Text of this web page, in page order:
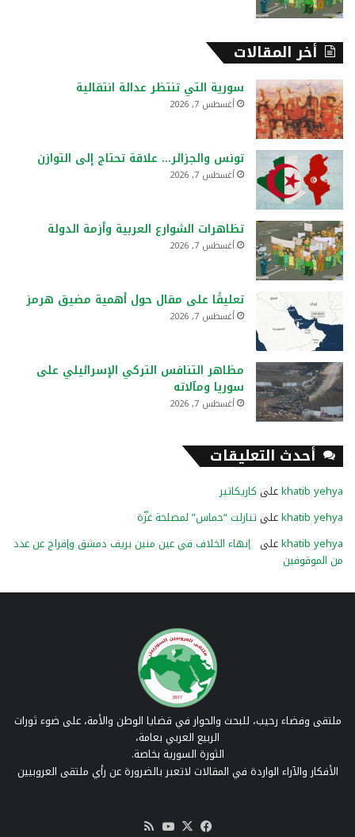
أخر المقالات
سورية التي تنتظر عدالة انتقالية
أغسطس 7, 2026
تونس والجزائر… علاقة تحتاج إلى التوازن
أغسطس 7, 2026
تظاهرات الشوارع العربية وأزمة الدولة
أغسطس 7, 2026
تعليقًا على مقال حول أهمية مضيق هرمز
أغسطس 7, 2026
مظاهر التنافس التركي الإسرائيلي على
سوريا ومآلاته
أغسطس 7, 2026
أحدث التعليقات
khatib yehyaعلى كاريكاتير
khatib yehyaعلى تنازلت “حماس” لمصلحة غزّة
khatib yehyaعلى إنهاء الخلاف في عين منين بريف دمشق وإفراج عن عدد
من الموقوفين
ملتقى وفضاء رحيب، للبحث والحوار في قضايا الوطن والأمة، على ضوء ثورات
الربيع العربي بعامة،
الثورة السورية بخاصة.
الأفكار والآراء الواردة في المقالات لاتعبر بالضرورة عن رأي ملتقى العروبيين
فيسبوك
‫X
‫YouTube